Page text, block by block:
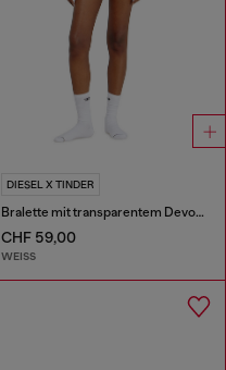
DIESEL X TINDER
Bralette mit transparentem Devoré-Effekt
CHF 59,00
WEISS